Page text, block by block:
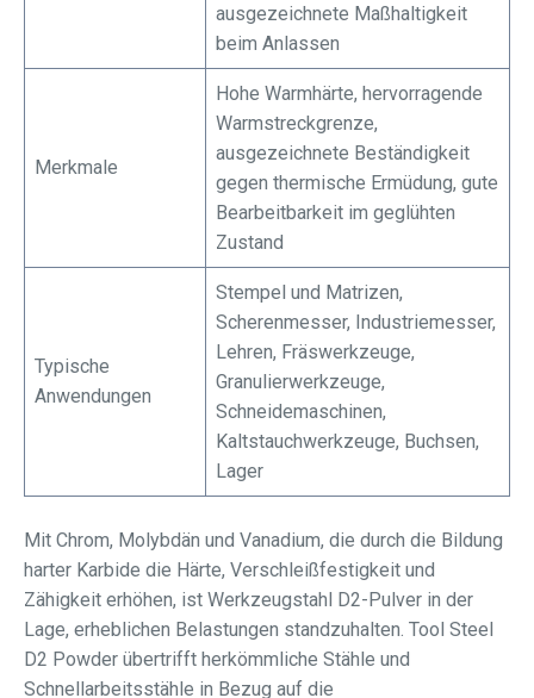
ausgezeichnete Maßhaltigkeit
beim Anlassen
Merkmale
Hohe Warmhärte, hervorragende
Warmstreckgrenze,
ausgezeichnete Beständigkeit
gegen thermische Ermüdung, gute
Bearbeitbarkeit im geglühten
Zustand
Typische
Anwendungen
Stempel und Matrizen,
Scherenmesser, Industriemesser,
Lehren, Fräswerkzeuge,
Granulierwerkzeuge,
Schneidemaschinen,
Kaltstauchwerkzeuge, Buchsen,
Lager
Mit Chrom, Molybdän und Vanadium, die durch die Bildung
harter Karbide die Härte, Verschleißfestigkeit und
Zähigkeit erhöhen, ist Werkzeugstahl D2-Pulver in der
Lage, erheblichen Belastungen standzuhalten. Tool Steel
D2 Powder übertrifft herkömmliche Stähle und
Schnellarbeitsstähle in Bezug auf die